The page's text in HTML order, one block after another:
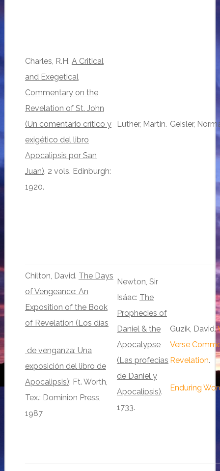
Charles, R.H. A Critical
and Exegetical
Commentary on the
Revelation of St. John
(Un comentario crítico y
exigético del libro
Apocalipsis por San
Juan). 2 vols. Edinburgh:
1920.
Luther, Martin. Geisler,
Chilton, David. The Days
of Vengeance: An
Exposition of the Book
of Revelation (Los días
de venganza: Una
exposición del libro de
Apocalipsis): Ft. Worth,
Tex.: Dominion Press,
1987
Newton, Sir
Isáac: The
Prophecies of
Daniel & the
Apocalypse
(Las profecias
de Daniel y
Apocalipsis).
1733.
Guzik, David.
Verse
Revelation.
Enduring